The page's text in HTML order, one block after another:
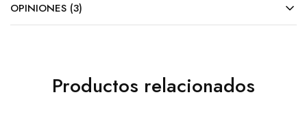
OPINIONES (3)
Productos relacionados